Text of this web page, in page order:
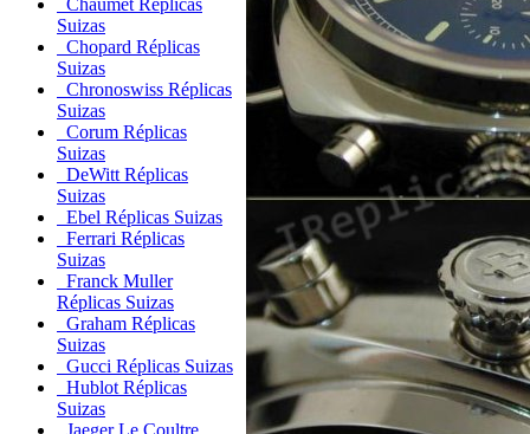
Chaumet Réplicas
Suizas
Chopard Réplicas
Suizas
Chronoswiss Réplicas
Suizas
Corum Réplicas
Suizas
DeWitt Réplicas
Suizas
Ebel Réplicas Suizas
Ferrari Réplicas
Suizas
Franck Muller
Réplicas Suizas
Graham Réplicas
Suizas
Gucci Réplicas Suizas
Hublot Réplicas
Suizas